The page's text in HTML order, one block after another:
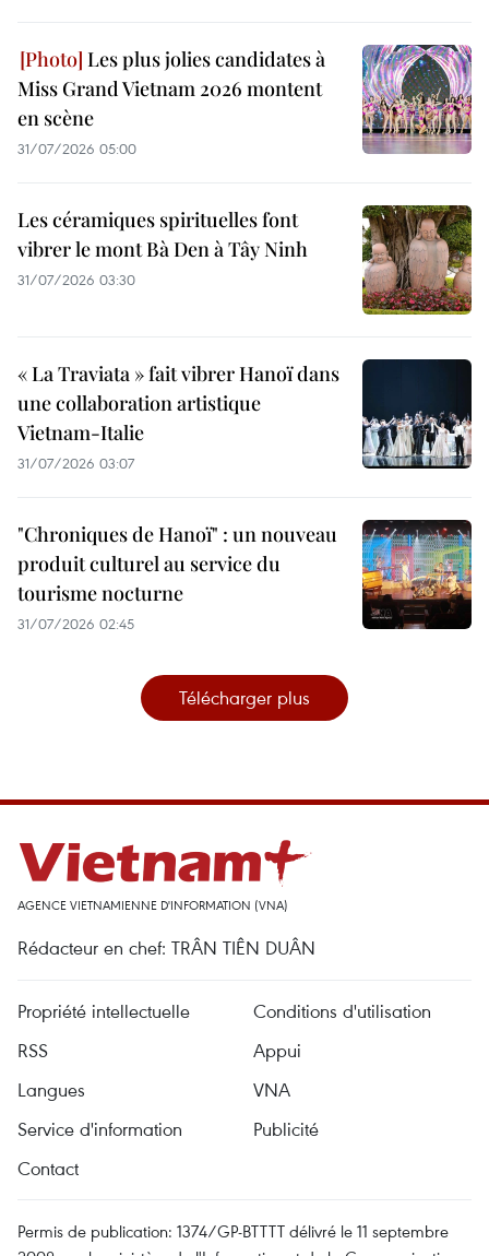
Les plus jolies candidates à
Miss Grand Vietnam 2026 montent
en scène
31/07/2026 05:00
Les céramiques spirituelles font
vibrer le mont Bà Den à Tây Ninh
31/07/2026 03:30
« La Traviata » fait vibrer Hanoï dans
une collaboration artistique
Vietnam-Italie
31/07/2026 03:07
"Chroniques de Hanoï" : un nouveau
produit culturel au service du
tourisme nocturne
31/07/2026 02:45
Télécharger plus
AGENCE VIETNAMIENNE D'INFORMATION (VNA)
Rédacteur en chef: TRÂN TIÊN DUÂN
Propriété intellectuelle
Conditions d'utilisation
RSS
Appui
Langues
VNA
Service d'information
Publicité
Contact
Permis de publication: 1374/GP-BTTTT délivré le 11 septembre